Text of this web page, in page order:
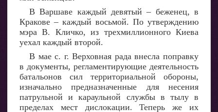
В Варшаве каждый девятый – беженец, в
Кракове – каждый восьмой. По утверждению
мэра В. Кличко, из трехмиллионного Киева
уехал каждый второй.
В мае с. г. Верховная рада внесла поправку
в документы, регламентирующие деятельность
батальонов сил территориальной обороны,
изначально предназначенные для несения
патрульной и караульной службы в тылу в
пределах мест дислокации. Теперь же их